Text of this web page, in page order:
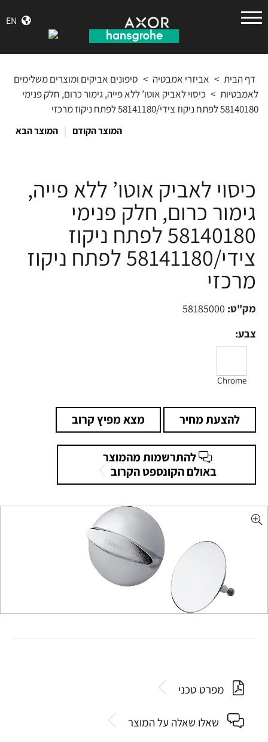
EN
גרואה
דף הבית > אביזרי אמבטיה > סיפונים אביקים ומוצרים משלימים
לאמבטיות > כיסוי לאביק אוטו’ ללא פייה, גימור כרום, חלק פנימי
58140180 לפתח ניקוז צידי/58141180 לפתח ניקוז מרכזי
המוצר הקודם | המוצר הבא
כיסוי לאביק אוטו’ ללא פייה,
גימור כרום, חלק פנימי
58140180 לפתח ניקוז
צידי/58141180 לפתח ניקוז
מרכזי
מק"ט: 58185000
צבע:
Chrome
להצעת מחיר מצא מפיץ קרוב
להתרשמות מהמוצר
באולם הקונספט הקרוב
מפרט טכני
שאלו שאלה על המוצר